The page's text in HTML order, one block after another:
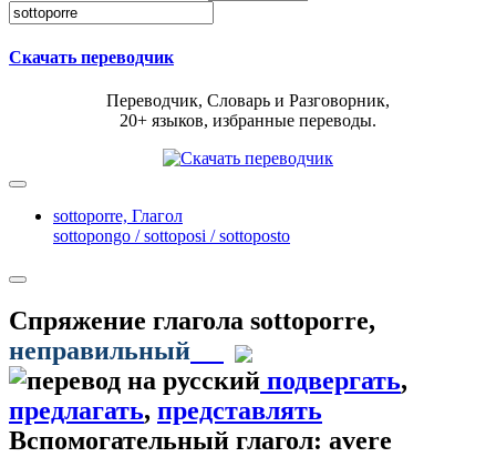
Скачать переводчик
Переводчик, Словарь и Разговорник,
20+ языков, избранные переводы.
sottoporre, Глагол
sottopongo / sottoposi / sottoposto
Спряжение глагола sottoporre,
неправильный
подвергать,
предлагать, представлять
Вспомогательный глагол: avere